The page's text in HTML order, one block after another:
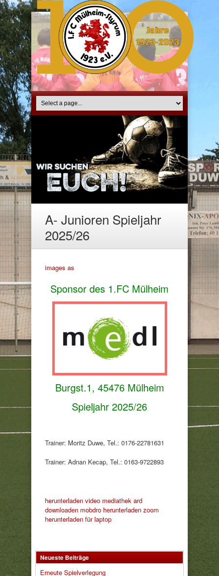
A- Junioren Spieljahr
2025/26
images as
Sponsor des 1.FC Mülheim
Burgst.1, 45476 Mülheim
Spieljahr 2025/26
Trainer: Moritz Duwe, Tel.: 0176-22781631
Trainer: Adnan Kecap, Tel.: 0163-9722893
herunterladen video mediathek ard
downloaden mobdro herunterladen zoom
herunterladen für laptop
Neueste Beiträge
Erneute Spielverlegung